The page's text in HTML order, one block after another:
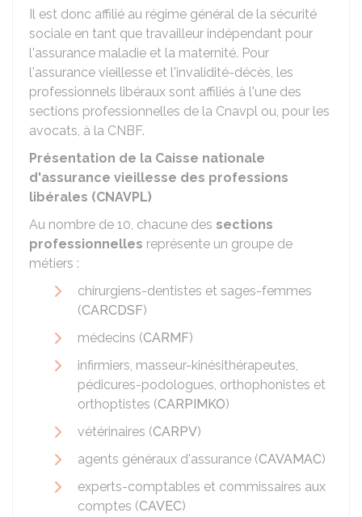
Il est donc affilié au régime général de la sécurité
sociale en tant que travailleur indépendant pour
l'assurance maladie et la maternité. Pour
l'assurance vieillesse et l'invalidité-décès, les
professionnels libéraux sont affiliés à l'une des
sections professionnelles de la Cnavpl ou, pour les
avocats, à la CNBF.
Présentation de la Caisse nationale
d'assurance vieillesse des professions
libérales (CNAVPL)
Au nombre de 10, chacune des sections
professionnelles représente un groupe de
métiers :
chirurgiens-dentistes et sages-femmes
(CARCDSF)
médecins (CARMF)
infirmiers, masseur-kinésithérapeutes,
pédicures-podologues, orthophonistes et
orthoptistes (CARPIMKO)
vétérinaires (CARPV)
agents généraux d'assurance (CAVAMAC)
experts-comptables et commissaires aux
comptes (CAVEC)